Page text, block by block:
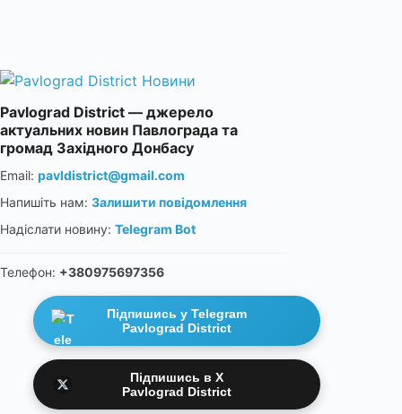
Pavlograd District — джерело
актуальних новин Павлограда та
громад Західного Донбасу
Email: pavldistrict@gmail.com
Напишіть нам: Залишити повідомлення
Надіслати новину: Telegram Bot
Телефон: +380975697356
Підпишись у Telegram
Pavlograd District
Підпишись в X
Pavlograd District